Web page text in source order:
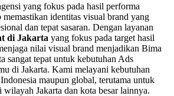
yang fokus pada hasil performa
memastikan identitas visual brand yang
dan tepat sasaran. Dengan layanan
di Jakarta yang fokus pada target hasil
nilai visual brand menjadikan Bima
sangat tepat untuk kebutuhan Ads
di Jakarta. Kami melayani kebutuhan
maupun global, terutama untuk
Jakarta dan kota besar lainnya.